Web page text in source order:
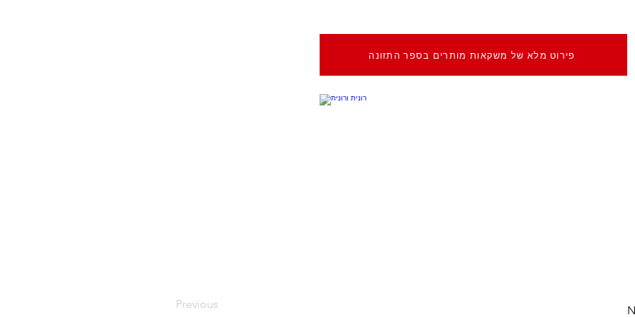
פירוט מלא של משקאות מותרים בספר התזונה
Previous